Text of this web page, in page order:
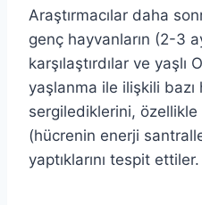
Araştırmacılar daha
genç hayvanların (2-3
karşılaştırdılar ve yaşlı
yaşlanma ile ilişkili
sergilediklerini,
(hücrenin enerji
yaptıklarını tespit ettiler.